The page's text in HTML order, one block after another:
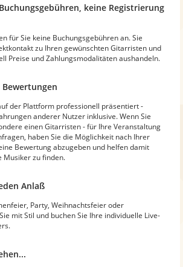
keine Registrierung
für Sie keine Buchungsgebühren an. Sie
zu Ihren gewünschten Gitarristen und
Preise und Zahlungsmodalitäten aushandeln.
der Plattform professionell präsentiert -
anderer Nutzer inklusive. Wenn Sie
einen Gitarristen - für Ihre Veranstaltung
haben Sie die Möglichkeit nach Ihrer
Bewertung abzugeben und helfen damit
Musiker zu finden.
Anlaß
Party, Weihnachtsfeier oder
mit Stil und buchen Sie Ihre individuelle Live-